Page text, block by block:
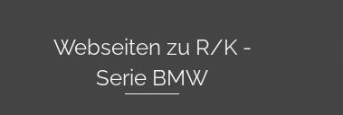
Webseiten zu R/K -
Serie BMW